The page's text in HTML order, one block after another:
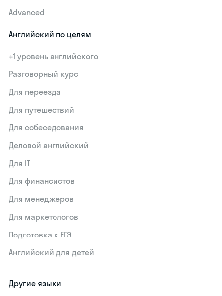
Advanced
Английский по целям
+1 уровень английского
Разговорный курс
Для переезда
Для путешествий
Для собеседования
Деловой английский
Для IT
Для финансистов
Для менеджеров
Для маркетологов
Подготовка к ЕГЭ
Английский для детей
Другие языки